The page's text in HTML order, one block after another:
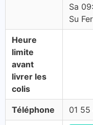
Sa
Su
Heure
limite
avant
livrer les
colis
Téléphone 01